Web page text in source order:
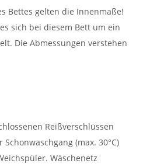
Bettes gelten die Innenmaße!
sich bei diesem Bett um ein
Die Abmessungen verstehen
Reißverschlüssen
(max. 30°C)
Wäschenetz